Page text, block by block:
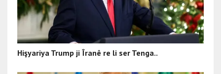
Hişyariya Trump ji Îranê re li ser Tenga..